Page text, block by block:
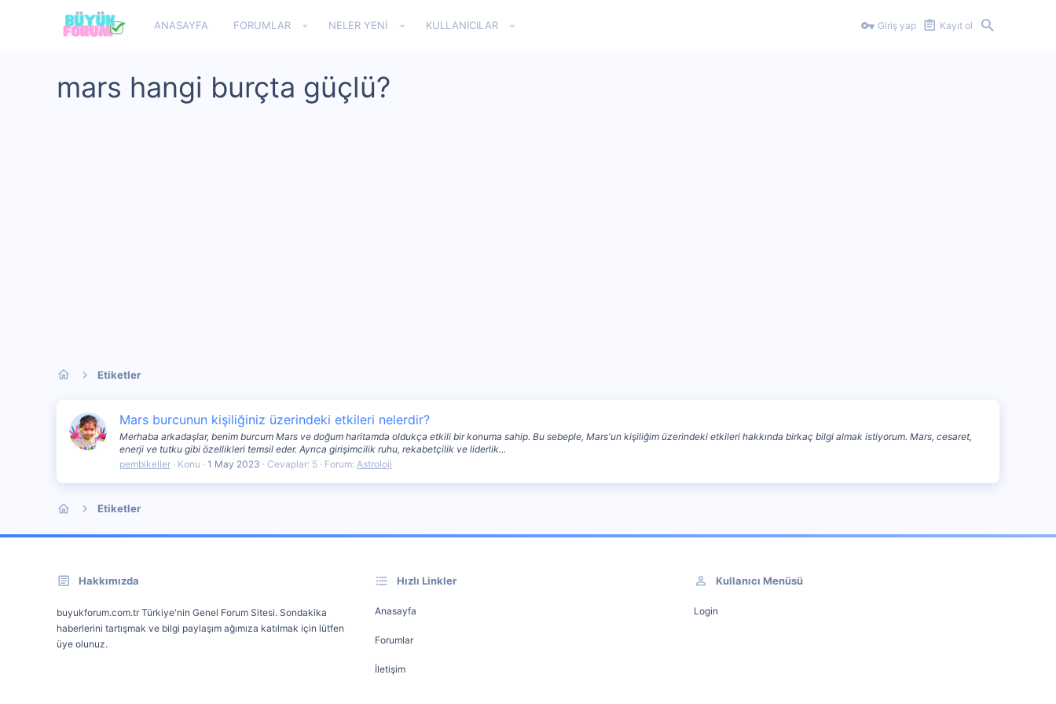
ANASAYFA FORUMLAR NELER YENI KULLANICILAR Giriş yap Kayıt ol
mars hangi burçta güçlü?
Etiketler
Mars burcunun kişiliğiniz üzerindeki etkileri nelerdir?
Merhaba arkadaşlar, benim burcum Mars ve doğum haritamda oldukça etkili bir konuma sahip. Bu sebeple, Mars'un kişiliğim üzerindeki etkileri hakkında birkaç bilgi almak istiyorum. Mars, cesaret,
enerji ve tutku gibi özellikleri temsil eder. Ayrıca girişimcilik ruhu, rekabetçilik ve liderlik...
pembikeller
Konu 1 May 2023 Cevaplar: 5 Forum: Astroloji
Etiketler
Hakkımızda
buyukforum.com.tr Türkiye'nin Genel Forum Sitesi. Sondakika
haberlerini tartışmak ve bilgi paylaşım ağımıza katılmak için lütfen
üye olunuz.
Hızlı Linkler
Anasayfa
Forumlar
İletişim
Kullanıcı Menüsü
Login